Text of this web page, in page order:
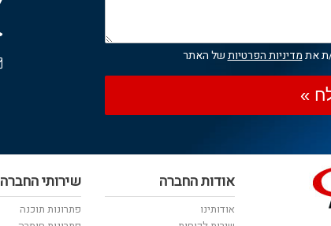
ת אתמדיניות הפרטיותשל האתר
»
אודות החברה
אודותינו
שירותי החברה
פתרונות תוכנה